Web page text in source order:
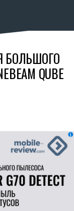
БОЛЬШОГО
QUBE